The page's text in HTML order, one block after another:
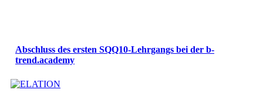
Abschluss des ersten SQQ10-Lehrgangs bei der b-
trend.academy